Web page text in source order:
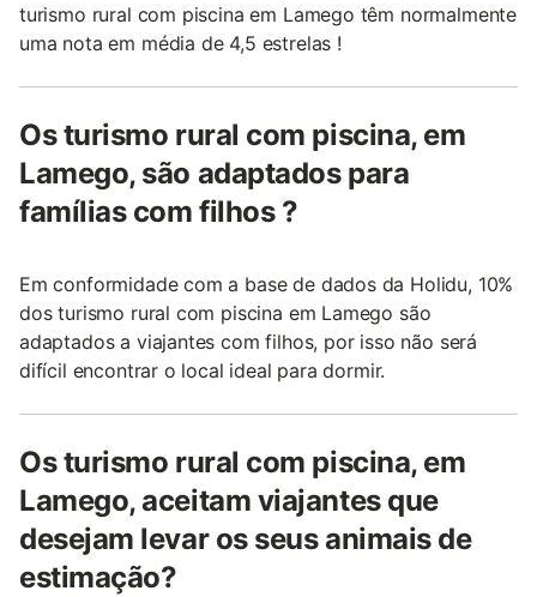
turismo rural com piscina em Lamego têm normalmente
uma nota em média de 4,5 estrelas !
Os turismo rural com piscina, em
Lamego, são adaptados para
famílias com filhos ?
Em conformidade com a base de dados da Holidu, 10%
dos turismo rural com piscina em Lamego são
adaptados a viajantes com filhos, por isso não será
difícil encontrar o local ideal para dormir.
Os turismo rural com piscina, em
Lamego, aceitam viajantes que
desejam levar os seus animais de
estimação?